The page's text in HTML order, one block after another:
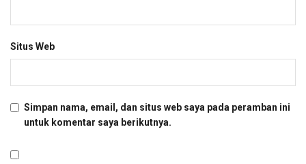
Situs Web
Simpan nama, email, dan situs web saya pada peramban ini
untuk komentar saya berikutnya.